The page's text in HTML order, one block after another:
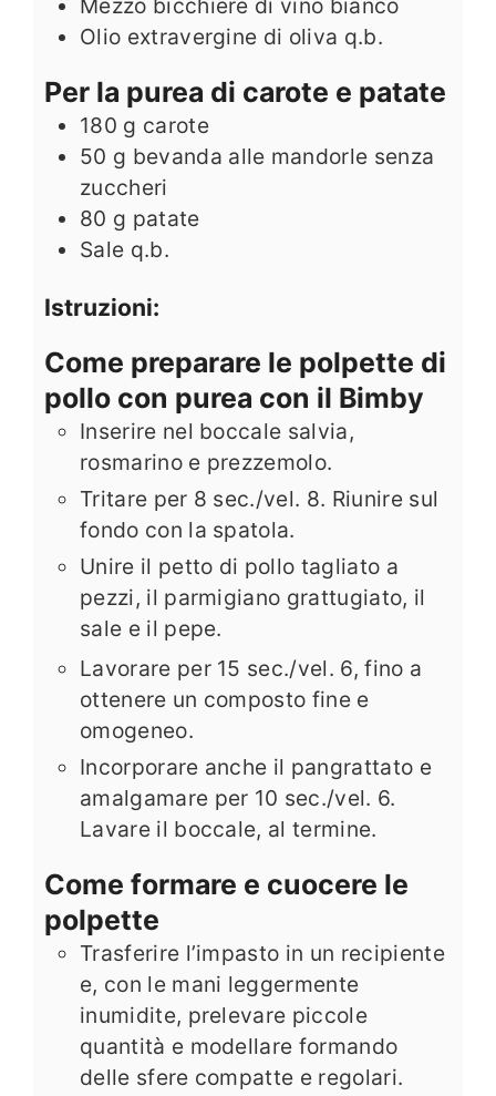
Olio extravergine di oliva q.b.
Per la purea di carote e patate
180 g carote
50 g bevanda alle mandorle senza
zuccheri
80 g patate
Sale q.b.
Istruzioni:
Come preparare le polpette di
pollo con purea con il Bimby
Inserire nel boccale salvia,
rosmarino e prezzemolo.
Tritare per 8 sec./vel. 8. Riunire sul
fondo con la spatola.
Unire il petto di pollo tagliato a
pezzi, il parmigiano grattugiato, il
sale e il pepe.
Lavorare per 15 sec./vel. 6, fino a
ottenere un composto fine e
omogeneo.
Incorporare anche il pangrattato e
amalgamare per 10 sec./vel. 6.
Lavare il boccale, al termine.
Come formare e cuocere le
polpette
Trasferire l’impasto in un recipiente
e, con le mani leggermente
inumidite, prelevare piccole
quantità e modellare formando
delle sfere compatte e regolari.